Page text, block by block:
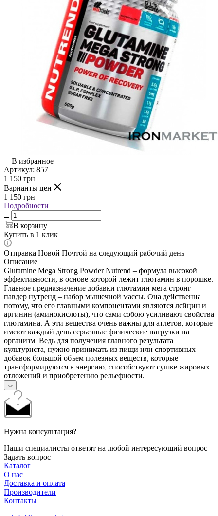
В избранное
Артикул: 857
1 150 грн.
Варианты цен
1 150 грн.
Подробности
В корзину
Купить в 1 клик
Отправка Новой Почтой на следующий рабочий день
Описание
Glutamine Mega Strong Powder Nutrend – формула высокой
эффективности, в основе которой лежит глютамин в порошке.
Главное предназначение добавки глютамин мега стронг
павдер нутренд – набор мышечной массы. Она действенна
потому, что его главными компонентами являются лейцин и
аргинин (аминокислоты), что сами собою усиливают свойства
глютамина. А эти вещества очень важны для атлетов, которые
имеют каждый день серьезные физические нагрузки на
организм. Ведь для получения главного результата
культуриста, нужно принимать из пищи или спортивных
добавок большой объем полезных веществ, которые
трансформируются в энергию, способствуют сушке жировых
отложений и приобретению рельефности.
Нужна консультация?
Наши специалисты ответят на любой интересующий вопрос
Задать вопрос
Каталог
О нас
Доставка и оплата
Производители
Контакты